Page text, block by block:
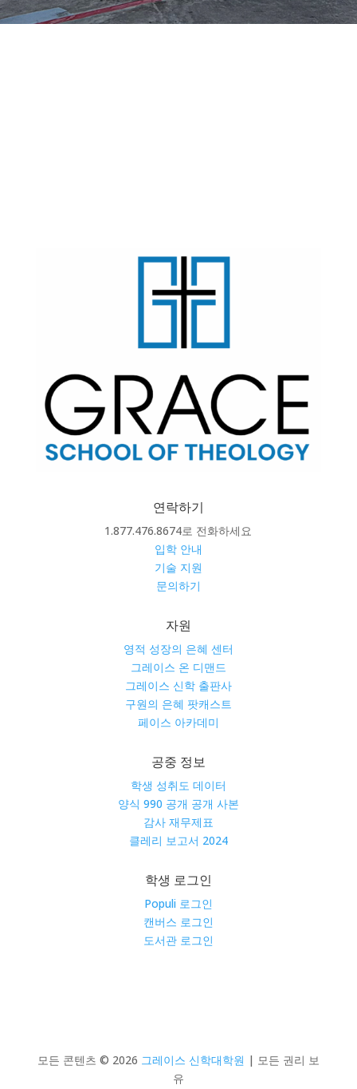
연락하기
1.877.476.8674로 전화하세요
입학 안내
기술 지원
문의하기
자원
영적 성장의 은혜 센터
그레이스 온 디맨드
그레이스 신학 출판사
구원의 은혜 팟캐스트
페이스 아카데미
공중 정보
학생 성취도 데이터
양식 990 공개 공개 사본
감사 재무제표
클레리 보고서 2024
학생 로그인
Populi 로그인
캔버스 로그인
도서관 로그인
모든 콘텐츠 © 2026 그레이스 신학대학원 | 모든 권리 보
유